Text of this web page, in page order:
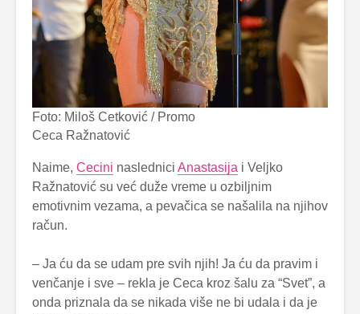
Foto: Miloš Cetković / Promo
Ceca Ražnatović
Naime, Cecini naslednici Anastasija i Veljko
Ražnatović su već duže vreme u ozbiljnim
emotivnim vezama, a pevačica se našalila na njihov
račun.
– Ja ću da se udam pre svih njih! Ja ću da pravim i
venčanje i sve – rekla je Ceca kroz šalu za “Svet”, a
onda priznala da se nikada više ne bi udala i da je